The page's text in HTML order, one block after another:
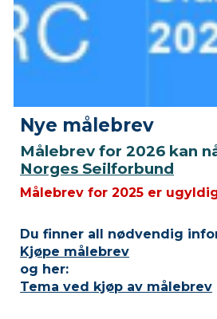
Nye målebrev
Målebrev for 2026 kan
Norges Seilforbund
Målebrev for 2025 er
Du finner all nødvendig
Kjøpe målebrev
og her:
Tema ved kjøp av målebrev